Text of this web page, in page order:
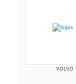
VOLVO